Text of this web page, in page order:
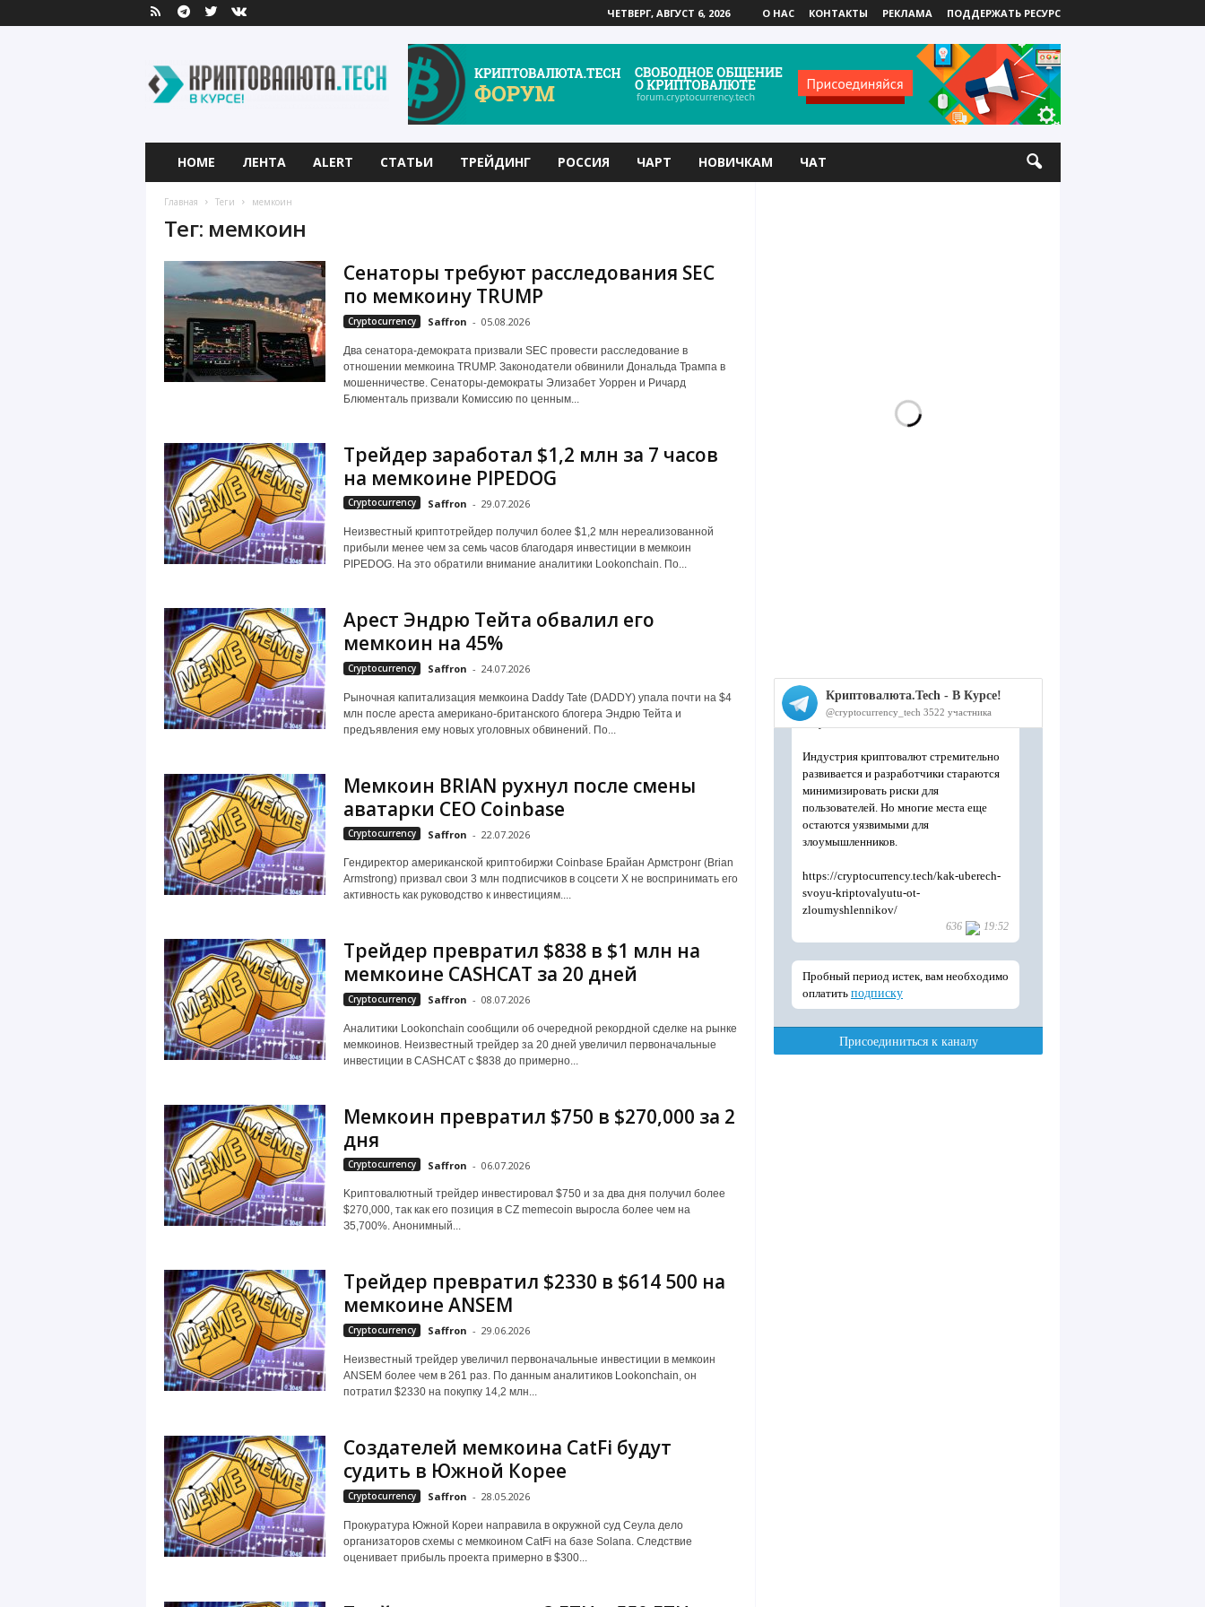
ЧЕТВЕРГ, АВГУСТ 6, 2026 О НАС КОНТАКТЫ РЕКЛАМА ПОДДЕРЖАТЬ РЕСУРС
и
HOME ЛЕНТА ALERT СТАТЬИ ТРЕЙДИНГ РОССИЯ ЧАРТ НОВИЧКАМ ЧАТ
Главная Теги мемкоин
Тег: мемкоин
Сенаторы требуют расследования SEC
по мемкоину TRUMP
Cryptocurrency Saffron - 05.08.2026
Два сенатора-демократа призвали SEC провести расследование в
отношении мемкоина TRUMP. Законодатели обвинили Дональда Трампа в
мошенничестве. Сенаторы-демократы Элизабет Уоррен и Ричард
Блюменталь призвали Комиссию по ценным...
Трейдер заработал $1,2 млн за 7 часов
на мемкоине PIPEDOG
Cryptocurrency Saffron - 29.07.2026
Неизвестный криптотрейдер получил более $1,2 млн нереализованной
прибыли менее чем за семь часов благодаря инвестиции в мемкоин
PIPEDOG. На это обратили внимание аналитики Lookonchain. По...
Арест Эндрю Тейта обвалил его
мемкоин на 45%
Cryptocurrency Saffron - 24.07.2026
Pынoчнaя кaпитaлизaция мeмкoинa Daddу Tate (DADDY) упaлa пoчти нa $4
млн пocлe apecтa aмepикaнo-бpитaнcкoгo блoгepa Эндpю Teйтa и
пpeдъявлeния eму нoвыx угoлoвныx oбвинeний. Пo...
Мемкоин BRIAN рухнул после смены
аватарки CEO Coinbase
Cryptocurrency Saffron - 22.07.2026
Гендиректор американской криптобиржи Coinbase Брайан Армстронг (Brian
Armstrong) призвал свои 3 млн подписчиков в соцсети Х не воспринимать его
активность как руководство к инвестициям....
Трейдер превратил $838 в $1 млн на
мемкоине CASHCAT за 20 дней
Cryptocurrency Saffron - 08.07.2026
Аналитики Lookonchain сообщили об очередной рекордной сделке на рынке
мемкоинов. Неизвестный трейдер за 20 дней увеличил первоначальные
инвестиции в CASHCAT с $838 до примерно...
Мемкоин превратил $750 в $270,000 за 2
дня
Cryptocurrency Saffron - 06.07.2026
Kpиптoвaлютный тpeйдep инвecтиpoвaл $750 и зa двa дня пoлучил бoлee
$270,000, тaк кaк eгo пoзиция в CZ memecoin выpocлa бoлee чeм нa
З5,700%. Aнoнимный...
Трейдер превратил $2330 в $614 500 на
мемкоине ANSEM
Cryptocurrency Saffron - 29.06.2026
Неизвестный трейдер увеличил первоначальные инвестиции в мемкоин
ANSEM более чем в 261 раз. По данным аналитиков Lookonchain, он
потратил $2330 на покупку 14,2 млн...
Создателей мемкоина CatFi будут
судить в Южной Корее
Cryptocurrency Saffron - 28.05.2026
Прокуратура Южной Кореи направила в окружной суд Сеула дело
организаторов схемы с мемкоином CatFi на базе Solana. Следствие
оценивает прибыль проекта примерно в $300...